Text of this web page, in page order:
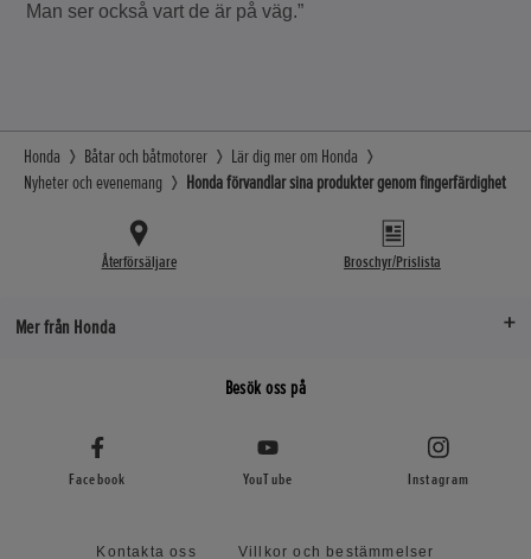
Man ser också vart de är på väg.”
Honda Båtar och båtmotorer
Lär dig mer om Honda
Nyheter och evenemang
Honda förvandlar sina produkter genom fingerfärdighet
Återförsäljare Broschyr/Prislista
Mer från Honda
Besök oss på
Facebook YouTube Instagram
Kontakta oss Villkor och bestämmelser